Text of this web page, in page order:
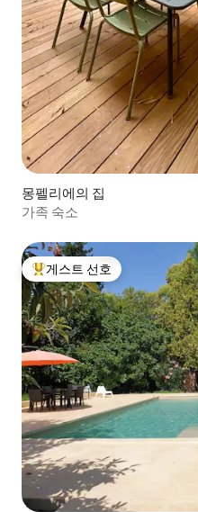
몽펠리에의 집
가족 숙소
상위 게스트 선호
게스트 선호